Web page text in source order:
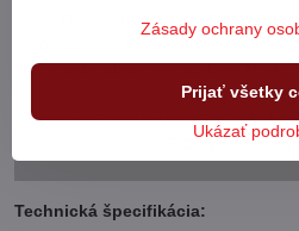
Obutie do plášťov Maxxis
poukazuje na predpokladaný účel
v sedle alebo pre jazdcov, ktorí
menej
Sú osadené v kevlarovej -
EXO a tubeless
Technická špecifikácia:
Zásady ochrany
Ukázať
Prijať všetky